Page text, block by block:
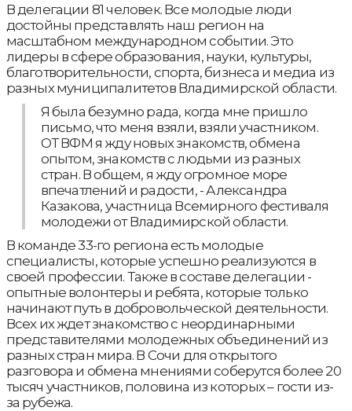
В делегации 81 человек. Все молодые люди
достойны представлять наш регион на
масштабном международном событии. Это
лидеры в сфере образования, науки, культуры,
благотворительности, спорта, бизнеса и медиа из
разных муниципалитетов Владимирской области.
Я была безумно рада, когда мне пришло
письмо, что меня взяли, взяли участником.
ОТ ВФМ я жду новых знакомств, обмена
опытом, знакомств с людьми из разных
стран. В общем, я жду огромное море
впечатлений и радости, - Александра
Казакова, участница Всемирного фестиваля
молодежи от Владимирской области.
В команде 33-го региона есть молодые
специалисты, которые успешно реализуются в
своей профессии. Также в составе делегации -
опытные волонтеры и ребята, которые только
начинают путь в добровольческой деятельности.
Всех их ждет знакомство с неординарными
представителями молодежных объединений из
разных стран мира. В Сочи для открытого
разговора и обмена мнениями соберутся более 20
тысяч участников, половина из которых – гости из-
за рубежа.